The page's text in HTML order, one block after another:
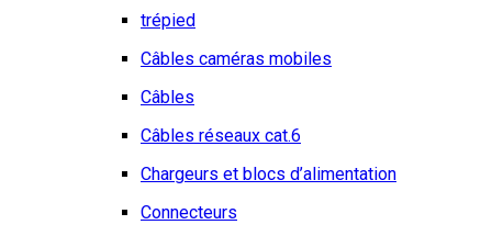
trépied
Câbles caméras mobiles
Câbles
Câbles réseaux cat.6
Chargeurs et blocs d’alimentation
Connecteurs